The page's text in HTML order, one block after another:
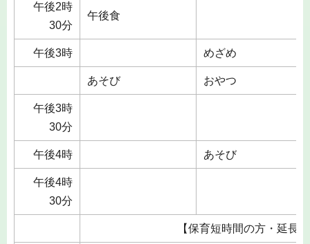
午後2時
30分
午後食
午後3時 めざめ
あそび おやつ
午後3時
30分
午後4時 あそび
午後4時
30分
【保育短時間の方・延長